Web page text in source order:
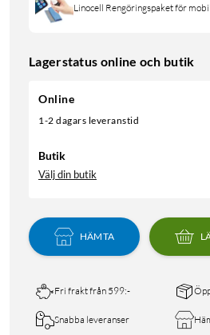
Linocell Rengöringspaket för
Lagerstatus online och butik
Online
1-2 dagars leveranstid
Butik
Välj din butik
HÄMTA
Fri frakt från 599:-
Snabba leveranser